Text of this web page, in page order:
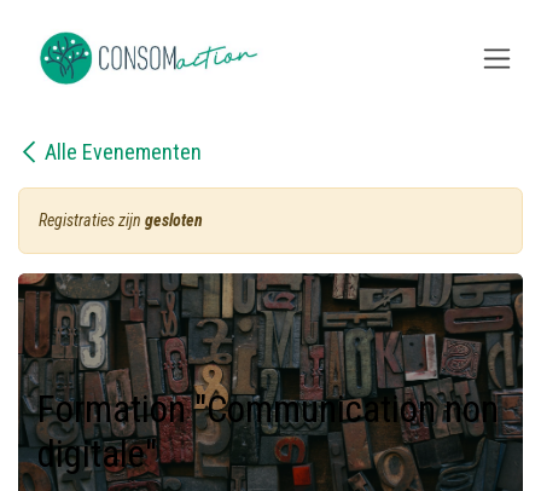
Alle Evenementen
Registraties zijn gesloten
Formation "Communication non
digitale"